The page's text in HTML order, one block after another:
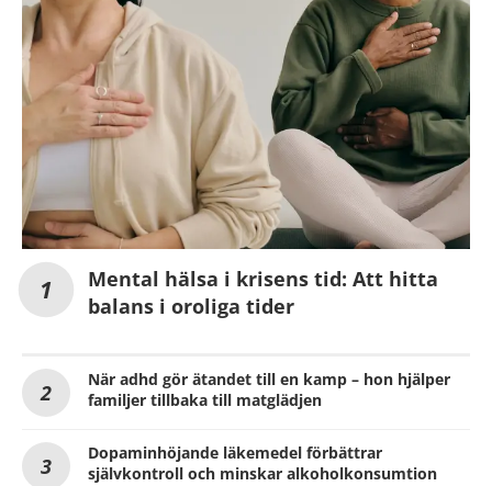
Mental hälsa i krisens tid: Att hitta
balans i oroliga tider
När adhd gör ätandet till en kamp – hon hjälper
familjer tillbaka till matglädjen
Dopaminhöjande läkemedel förbättrar
självkontroll och minskar alkoholkonsumtion